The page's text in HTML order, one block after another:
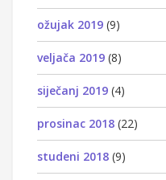
ožujak 2019 (9)
veljača 2019 (8)
siječanj 2019 (4)
prosinac 2018 (22)
studeni 2018 (9)